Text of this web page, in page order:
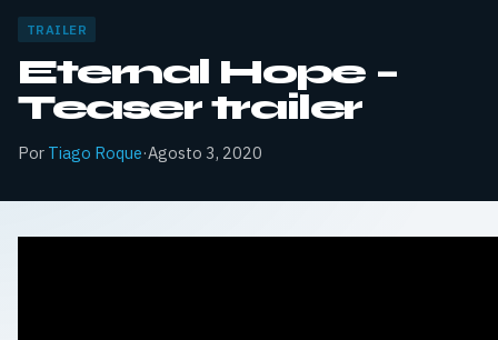
TRAILER
Eternal Hope –
Teaser trailer
Por Tiago Roque·Agosto 3, 2020